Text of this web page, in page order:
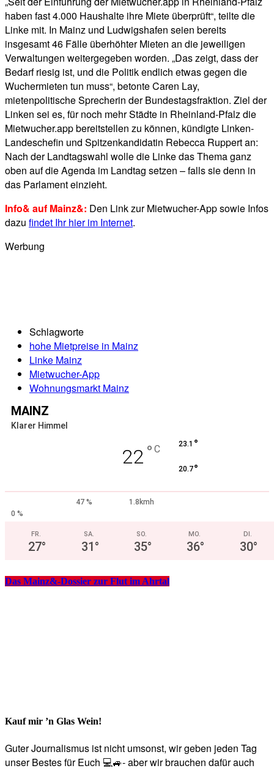
haben fast 4.000 Haushalte ihre Miete überprüft“, teilte die
Linke mit. In Mainz und Ludwigshafen seien bereits
insgesamt 46 Fälle überhöhter Mieten an die jeweiligen
Verwaltungen weitergegeben worden. „Das zeigt, dass der
Bedarf riesig ist, und die Politik endlich etwas gegen die
Wuchermieten tun muss“, betonte Caren Lay,
mietenpolitische Sprecherin der Bundestagsfraktion. Ziel der
Linken sei es, für noch mehr Städte in Rheinland-Pfalz die
Mietwucher.app bereitstellen zu können, kündigte Linken-
Landeschefin und Spitzenkandidatin Rebecca Ruppert an:
Nach der Landtagswahl wolle die Linke das Thema ganz
oben auf die Agenda im Landtag setzen – falls sie denn in
das Parlament einzieht.
Info& auf Mainz&: Den Link zur Mietwucher-App sowie Infos
dazu findet Ihr hier im Internet.
Werbung
Schlagworte
hohe Mietpreise in Mainz
Linke Mainz
Mietwucher-App
Wohnungsmarkt Mainz
MAINZ
Klarer Himmel
22 ° C 23.1 °
20.7°
47 %
1.8kmh
0 %
FR.
27°
SA.
31°
SO.
35°
MO.
36°
DI.
30°
Das Mainz&-Dossier zur Flut im Ahrtal
Kauf mir ’n Glas Wein!
Guter Journalismus ist nicht umsonst, wir geben jeden Tag
unser Bestes für Euch 💻🚙- aber wir brauchen dafür auch